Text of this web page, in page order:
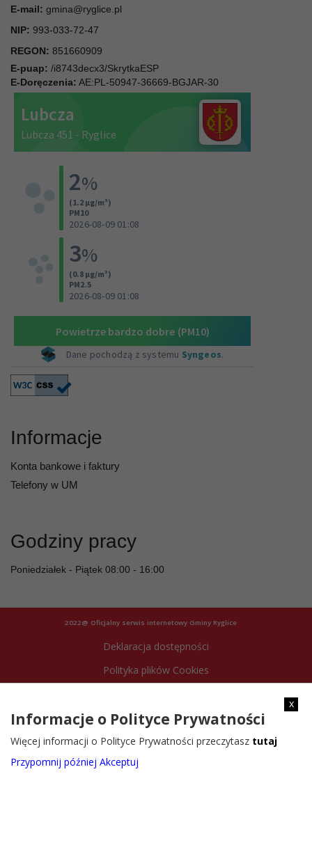
E-mail: gmina@ryglice.pl
NIP: 993-033-72-47
REGON: 851660909
E-puap: /i8743decx3/SkrytkaESP
E-Doręczenia: AE:PL-50947-36669-BGJAR-30
Informacje
Konta bankowe i faktury
Telefony w UM
Godziny pracy
Poniedziałek - Piątek 08:00 - 16:00
2022@ Oficjalny serwis internetowy Gminy Ryglice
Deklaracja dostępności
Polityka plików Cookies
x
Informacje o Polityce Prywatności
Więcej informacji o Polityce Prywatności przeczytasz tutaj
Przypomnij później Akceptuj